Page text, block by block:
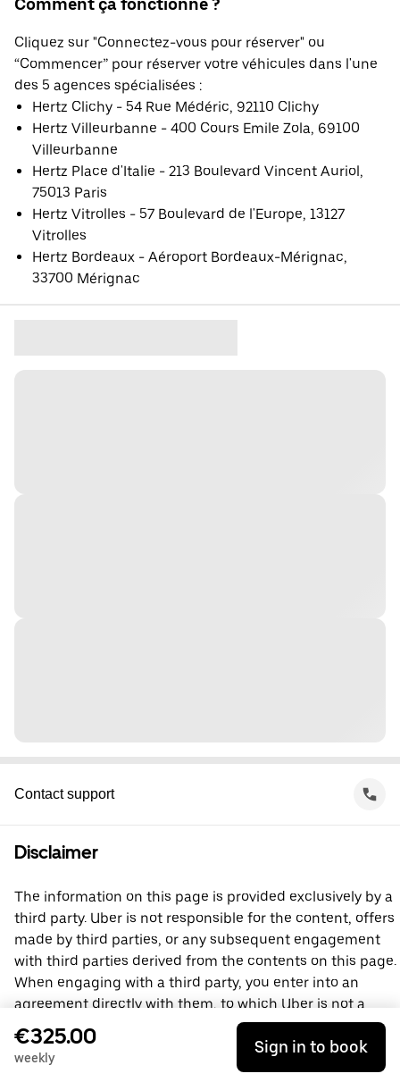
Cliquez sur "Connectez-vous pour réserver" ou
“Commencer” pour réserver votre véhicules dans l'une
des 5 agences spécialisées :
Hertz Clichy - 54 Rue Médéric, 92110 Clichy
Hertz Villeurbanne - 400 Cours Emile Zola, 69100
Villeurbanne
Hertz Place d'Italie - 213 Boulevard Vincent Auriol,
75013 Paris
Hertz Vitrolles - 57 Boulevard de l'Europe, 13127
Vitrolles
Hertz Bordeaux - Aéroport Bordeaux-Mérignac,
33700 Mérignac
Contact support
Disclaimer
The information on this page is provided exclusively by a
third party. Uber is not responsible for the content, offers
made by third parties, or any subsequent engagement
with third parties derived from the contents on this page.
When engaging with a third party, you enter into an
agreement directly with them, to which Uber is not a
party. For questions, please contact the third party
directly.
€325.00
weekly
Sign in to book